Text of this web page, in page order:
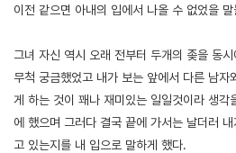
이전 같으면 아내의 입에서 나올 수 없었을
그녀 자신 역시 오래 전부터 두개의 좆을 동
무척 궁금했었고 내가 보는 앞에서 다른 남자
게 하는 것이 꽤나 재미있는 일일것이라 생각
에 했으며 그러다 결국 끝에 가서는 날더러
고 있는지를 내 입으로 말하게 했다.